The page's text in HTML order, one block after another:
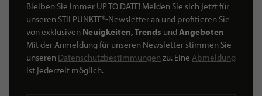
Bleiben Sie immer UP TO DATE! Melden Sie sich jetzt für
unseren STILPUNKTE®-Newsletter an und profitieren Sie
von exklusiven Neuigkeiten, Trends undAngeboten
Mit der Anmeldung für unseren Newsletter stimmen Sie
unseren Datenschutzbestimmungen zu. Eine Abmeldung
ist jederzeit möglich.